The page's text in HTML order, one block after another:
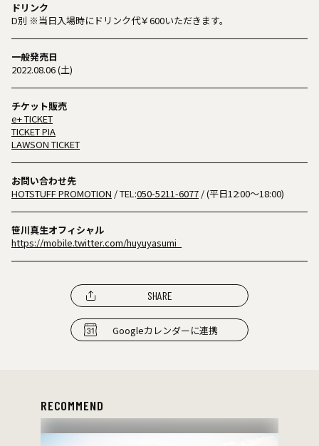
ドリンク
D別 ※当日入場時にドリンク代￥600いただきます。
一般発売日
2022.08.06 (土)
チケット販売
e+ TICKET
TICKET PIA
LAWSON TICKET
お問い合わせ先
HOTSTUFF PROMOTION / TEL:050-5211-6077 / (平日12:00～18:00)
笹川真生オフィシャル
https://mobile.twitter.com/huyuyasumi_
SHARE
Googleカレンダーに連携
RECOMMEND